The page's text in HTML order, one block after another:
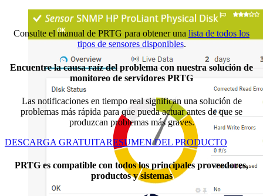
Consulte el manual de PRTG para obtener una lista de todos los
tipos de sensores disponibles.
Encuentre la causa raíz del problema con nuestra solución de
monitoreo de servidores PRTG
Las notificaciones en tiempo real significan una solución de
problemas más rápida para que pueda actuar antes de que se
produzcan problemas más graves.
DESCARGA GRATUITARESUMEN DEL PRODUCTO
PRTG es compatible con todos los principales proveedores,
productos y sistemas